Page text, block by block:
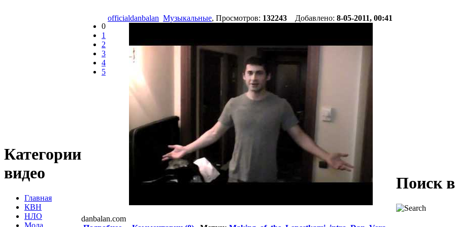
Категории
видео
Главная
КВН
НЛО
Мода
0
1
2
3
4
5
officialdanbalan Музыкальные, Просмотров: 132243 Добавлено: 8-05-2011, 00:41
danbalan.com
Поиск